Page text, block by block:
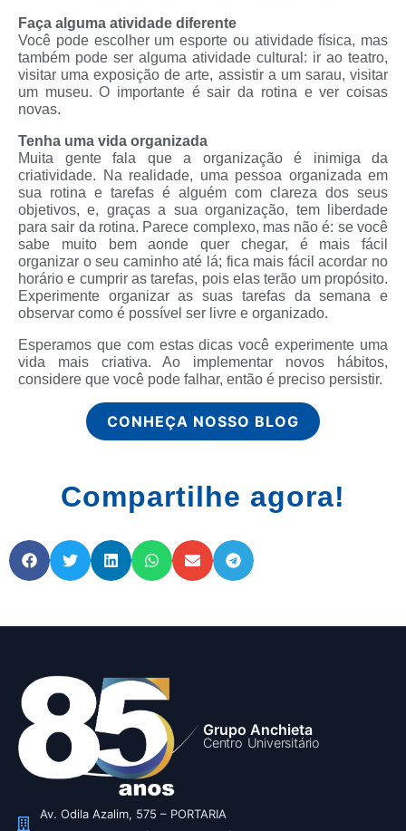
Faça alguma atividade diferente
Você pode escolher um esporte ou atividade física, mas
também pode ser alguma atividade cultural: ir ao teatro,
visitar uma exposição de arte, assistir a um sarau, visitar
um museu. O importante é sair da rotina e ver coisas
novas.
Tenha uma vida organizada
Muita gente fala que a organização é inimiga da
criatividade. Na realidade, uma pessoa organizada em
sua rotina e tarefas é alguém com clareza dos seus
objetivos, e, graças a sua organização, tem liberdade
para sair da rotina. Parece complexo, mas não é: se você
sabe muito bem aonde quer chegar, é mais fácil
organizar o seu caminho até lá; fica mais fácil acordar no
horário e cumprir as tarefas, pois elas terão um propósito.
Experimente organizar as suas tarefas da semana e
observar como é possível ser livre e organizado.
Esperamos que com estas dicas você experimente uma
vida mais criativa. Ao implementar novos hábitos,
considere que você pode falhar, então é preciso persistir.
CONHEÇA NOSSO BLOG
Compartilhe agora!
Grupo Anchieta
Centro Universitário
Av. Odila Azalim, 575 – PORTARIA